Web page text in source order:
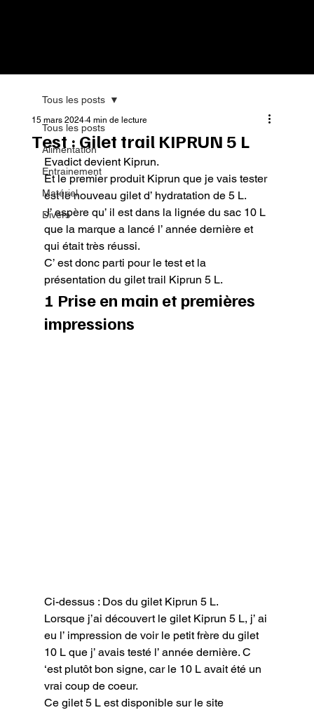
Tous les posts
Alimentation
Entrainement
Matériel
Divers
Tous les posts
Test : Gilet trail KIPRUN 5 L
15 mars 2024 4 min de lecture
Evadict devient Kiprun.
Et le premier produit Kiprun que je vais tester
est le nouveau gilet d’ hydratation de 5 L.
J’ espère qu’ il est dans la lignée du sac 10 L
que la marque a lancé l’ année dernière et
qui était très réussi.
C’ est donc parti pour le test et la
présentation du gilet trail Kiprun 5 L.
1 Prise en main et premières
impressions
Ci-dessus : Dos du gilet Kiprun 5 L.
Lorsque j’ai découvert le gilet Kiprun 5 L, j’ ai
eu l’ impression de voir le petit frère du gilet
10 L que j’ avais testé l’ année dernière. C
‘est plutôt bon signe, car le 10 L avait été un
vrai coup de coeur.
Ce gilet 5 L est disponible sur le site